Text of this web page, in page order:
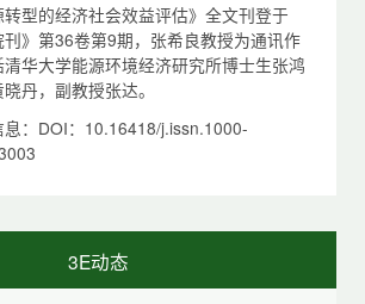
转型的经济社会效益评估》全文刊登于
刊》第36卷第9期，张希良教授为通讯作
华大学能源环境经济研究所博士生张鸿
丹，副教授张达。
：DOI：10.16418/j.issn.1000-
3E动态